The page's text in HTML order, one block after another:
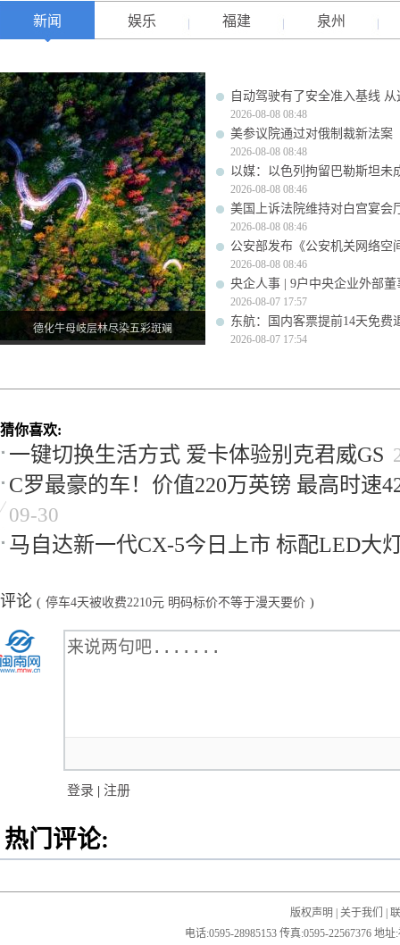
新闻 娱乐 福建 泉州
德化牛母岐层林尽染五彩斑斓
自动驾驶有了安全准入基线
2026-08-08 08:48
美参议院通过对俄制裁新法案
2026-08-08 08:48
以媒：以色列拘留巴勒斯坦未
2026-08-08 08:46
美国上诉法院维持对白宫宴会
2026-08-08 08:46
公安部发布《公安机关网络空
2026-08-08 08:46
央企人事 | 9户中央企业外部
2026-08-07 17:57
东航：国内客票提前14天免费
2026-08-07 17:54
猜你喜欢:
一键切换生活方式 爱卡体验别克君威GS
C罗最豪的车！价值220万英镑 最高时速
09-30
马自达新一代CX-5今日上市 标配LED大
评论 ( 停车4天被收费2210元 明码标价不等于漫天要价 )
登录 | 注册
热门评论:
版权声明 关于我们
电话:0595-28985153 传真:0595-22567376 地